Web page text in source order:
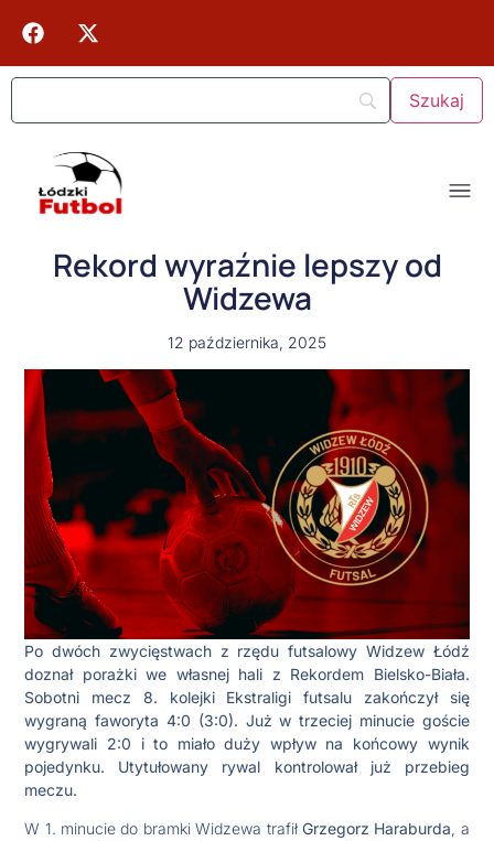
Rekord wyraźnie lepszy od
Widzewa
12 października, 2025
Po dwóch zwycięstwach z rzędu futsalowy Widzew Łódź
doznał porażki we własnej hali z Rekordem Bielsko-Biała.
Sobotni mecz 8. kolejki Ekstraligi futsalu zakończył się
wygraną faworyta 4:0 (3:0). Już w trzeciej minucie goście
wygrywali 2:0 i to miało duży wpływ na końcowy wynik
pojedynku. Utytułowany rywal kontrolował już przebieg
meczu.
W 1. minucie do bramki Widzewa trafiłGrzegorz Haraburda, a